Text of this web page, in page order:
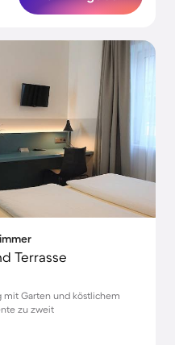
Terrasse
mit Garten und köstlichem
zu zweit